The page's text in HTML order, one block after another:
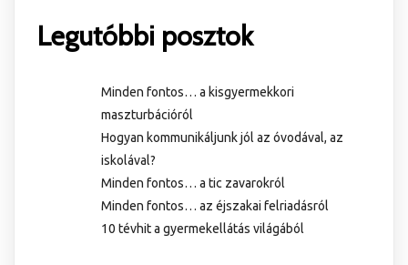
Legutóbbi posztok
Minden fontos… a kisgyermekkori
maszturbációról
Hogyan kommunikáljunk jól az óvodával, az
iskolával?
Minden fontos… a tic zavarokról
Minden fontos… az éjszakai felriadásról
10 tévhit a gyermekellátás világából